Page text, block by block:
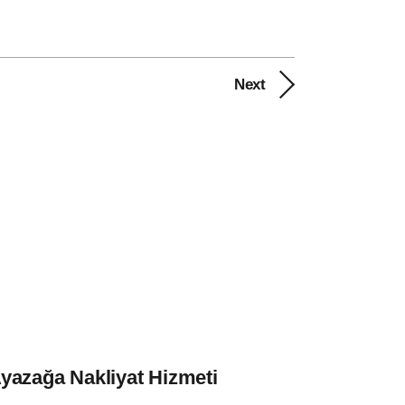
Next
Nakliyat Hizmeti